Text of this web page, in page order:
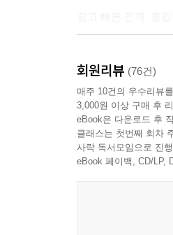
흡입력이 강해 단숨
갖고 있는 이야기의
뒷내용이 궁금하여
『이상한 과자 가
결말은 상당히 달
회원리뷰 (76건)
매주 10건의 우수리뷰
3,000원 이상 구매 후
eBook은 다운로드 후
클래스는 첫번째 회차
사락 독서모임으로 진
eBook 페이백, CD/LP,